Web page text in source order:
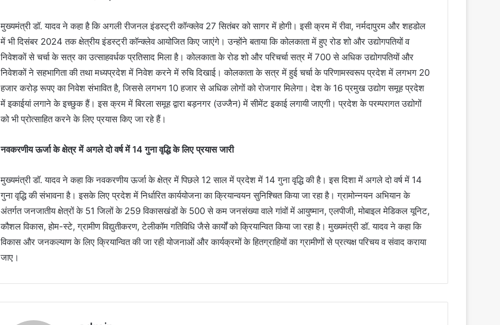
मुख्यमंत्री डॉ. यादव ने कहा है कि अगली रीजनल इंडस्ट्री कॉन्क्लेव 27 सितंबर को सागर में होगी। इसी क्रम में रीवा, नर्मदापुरम और शहडोल
में भी दिसंबर 2024 तक क्षेत्रीय इंडस्ट्री कॉन्क्लेव आयोजित किए जाएंगे। उन्होंने बताया कि कोलकाता में हुए रोड शो और उद्योगपतियों व
निवेशकों से चर्चा के सत्र का उत्साहवर्धक प्रतिसाद मिला है। कोलकाता के रोड शो और परिचर्चा सत्र में 700 से अधिक उद्योगपतियों और
निवेशकों ने सहभागिता की तथा मध्यप्रदेश में निवेश करने में रुचि दिखाई। कोलकाता के सत्र में हुई चर्चा के परिणामस्वरूप प्रदेश में लगभग 20
हजार करोड़ रूपए का निवेश संभावित है, जिससे लगभग 10 हजार से अधिक लोगों को रोजगार मिलेगा। देश के 16 प्रमुख उद्योग समूह प्रदेश
में इकाईयां लगाने के इच्छुक हैं। इस क्रम में बिरला समूह द्वारा बड़नगर (उज्जैन) में सीमेंट इकाई लगायी जाएगी। प्रदेश के परम्परागत उद्योगों
को भी प्रोत्साहित करने के लिए प्रयास किए जा रहे हैं।
नवकरणीय ऊर्जा के क्षेत्र में अगले दो वर्ष में 14 गुना वृद्धि के लिए प्रयास जारी
मुख्यमंत्री डॉ. यादव ने कहा कि नवकरणीय ऊर्जा के क्षेत्र में पिछले 12 साल में प्रदेश में 14 गुना वृद्धि की है। इस दिशा में अगले दो वर्ष में 14
गुना वृद्धि की संभावना है। इसके लिए प्रदेश में निर्धारित कार्ययोजना का क्रियान्वयन सुनिश्चित किया जा रहा है। ग्रामोन्नयन अभियान के
अंतर्गत जनजातीय क्षेत्रों के 51 जिलों के 259 विकासखंडों के 500 से कम जनसंख्या वाले गांवों में आयुष्मान, एलपीजी, मोबाइल मेडिकल यूनिट,
कौशल विकास, होम-स्टे, ग्रामीण विद्युतीकरण, टेलीकॉम गतिविधि जैसे कार्यों को क्रियान्वित किया जा रहा है। मुख्यमंत्री डॉ. यादव ने कहा कि
विकास और जनकल्याण के लिए क्रियान्वित की जा रही योजनाओं और कार्यक्रमों के हितग्राहियों का ग्रामीणों से प्रत्यक्ष परिचय व संवाद कराया
जाए।